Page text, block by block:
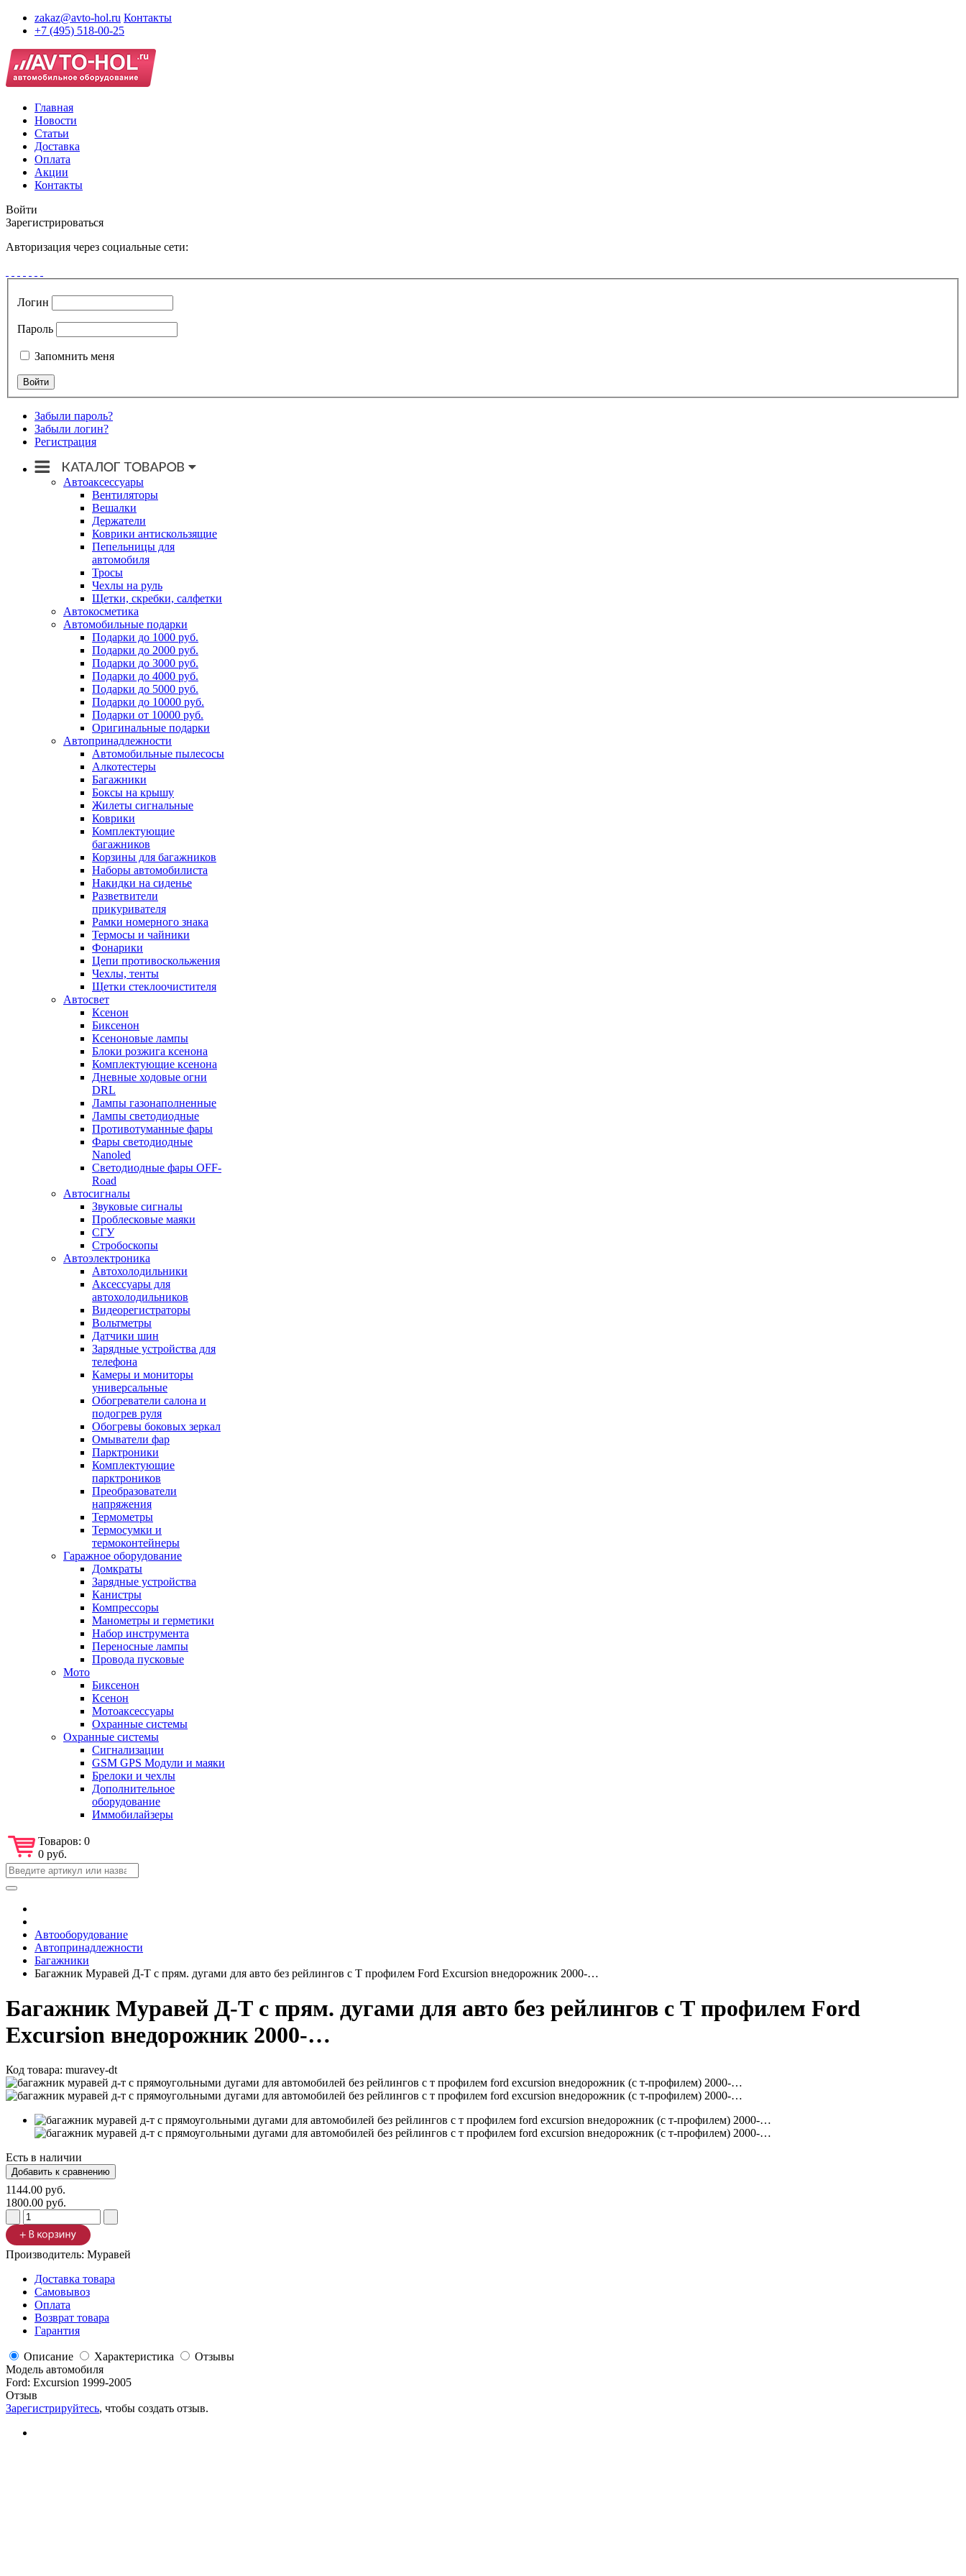
zakaz@avto-hol.ru Контакты
+7 (495) 518-00-25
Главная
Новости
Статьи
Доставка
Оплата
Акции
Контакты
Войти
Зарегистрироваться
Авторизация через социальные сети:
Логин
Пароль
Запомнить меня
Забыли пароль?
Забыли логин?
Регистрация
Автоаксессуары
Вентиляторы
Вешалки
Держатели
Коврики антискользящие
Пепельницы для
автомобиля
Тросы
Чехлы на руль
Щетки, скребки, салфетки
Автокосметика
Автомобильные подарки
Подарки до 1000 руб.
Подарки до 2000 руб.
Подарки до 3000 руб.
Подарки до 4000 руб.
Подарки до 5000 руб.
Подарки до 10000 руб.
Подарки от 10000 руб.
Оригинальные подарки
Автопринадлежности
Автомобильные пылесосы
Алкотестеры
Багажники
Боксы на крышу
Жилеты сигнальные
Коврики
Комплектующие
багажников
Корзины для багажников
Наборы автомобилиста
Накидки на сиденье
Разветвители
прикуривателя
Рамки номерного знака
Термосы и чайники
Фонарики
Цепи противоскольжения
Чехлы, тенты
Щетки стеклоочистителя
Автосвет
Ксенон
Биксенон
Ксеноновые лампы
Блоки розжига ксенона
Комплектующие ксенона
Дневные ходовые огни
DRL
Лампы газонаполненные
Лампы светодиодные
Противотуманные фары
Фары светодиодные
Nanoled
Светодиодные фары OFF-
Road
Автосигналы
Звуковые сигналы
Проблесковые маяки
СГУ
Стробоскопы
Автоэлектроника
Автохолодильники
Аксессуары для
автохолодильников
Видеорегистраторы
Вольтметры
Датчики шин
Зарядные устройства для
телефона
Камеры и мониторы
универсальные
Обогреватели салона и
подогрев руля
Обогревы боковых зеркал
Омыватели фар
Парктроники
Комплектующие
парктроников
Преобразователи
напряжения
Термометры
Термосумки и
термоконтейнеры
Гаражное оборудование
Домкраты
Зарядные устройства
Канистры
Компрессоры
Манометры и герметики
Набор инструмента
Переносные лампы
Провода пусковые
Мото
Биксенон
Ксенон
Мотоаксессуары
Охранные системы
Охранные системы
Сигнализации
GSM GPS Модули и маяки
Брелоки и чехлы
Дополнительное
оборудование
Иммобилайзеры
Товаров: 0
0 руб.
Автооборудование
Автопринадлежности
Багажники
Багажник Муравей Д-Т с прям. дугами для авто без рейлингов с Т профилем Ford Excursion внедорожник 2000-…
Багажник Муравей Д-Т с прям. дугами для авто без рейлингов с Т профилем Ford
Excursion внедорожник 2000-…
Код товара: muravey-dt
Есть в наличии
1144.00 руб.
1800.00 руб.
Производитель: Муравей
Доставка товара
Самовывоз
Оплата
Возврат товара
Гарантия
Описание Характеристика
Отзывы
Модель автомобиля
Ford: Excursion 1999-2005
Отзыв
Зарегистрируйтесь, чтобы создать отзыв.